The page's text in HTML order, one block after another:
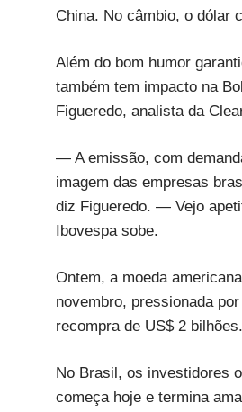
China. No câmbio, o dólar
Além do bom humor
também tem impacto na
Figueredo, analista da
— A emissão, com
imagem das empresas
diz Figueredo. — Vejo
Ibovespa sobe.
Ontem, a moeda
novembro, pressionada
recompra de US$ 2 bilhões.
No Brasil, os investidores
começa hoje e termina